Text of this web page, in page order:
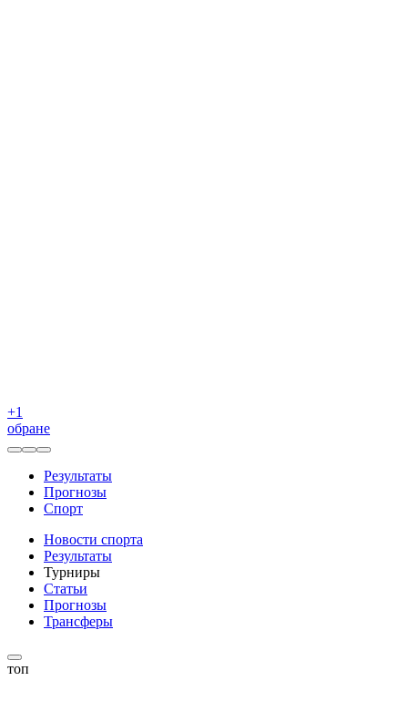
+1
обране
Результаты
Прогнозы
Спорт
Новости спорта
Результаты
Турниры
Статьи
Прогнозы
Трансферы
топ